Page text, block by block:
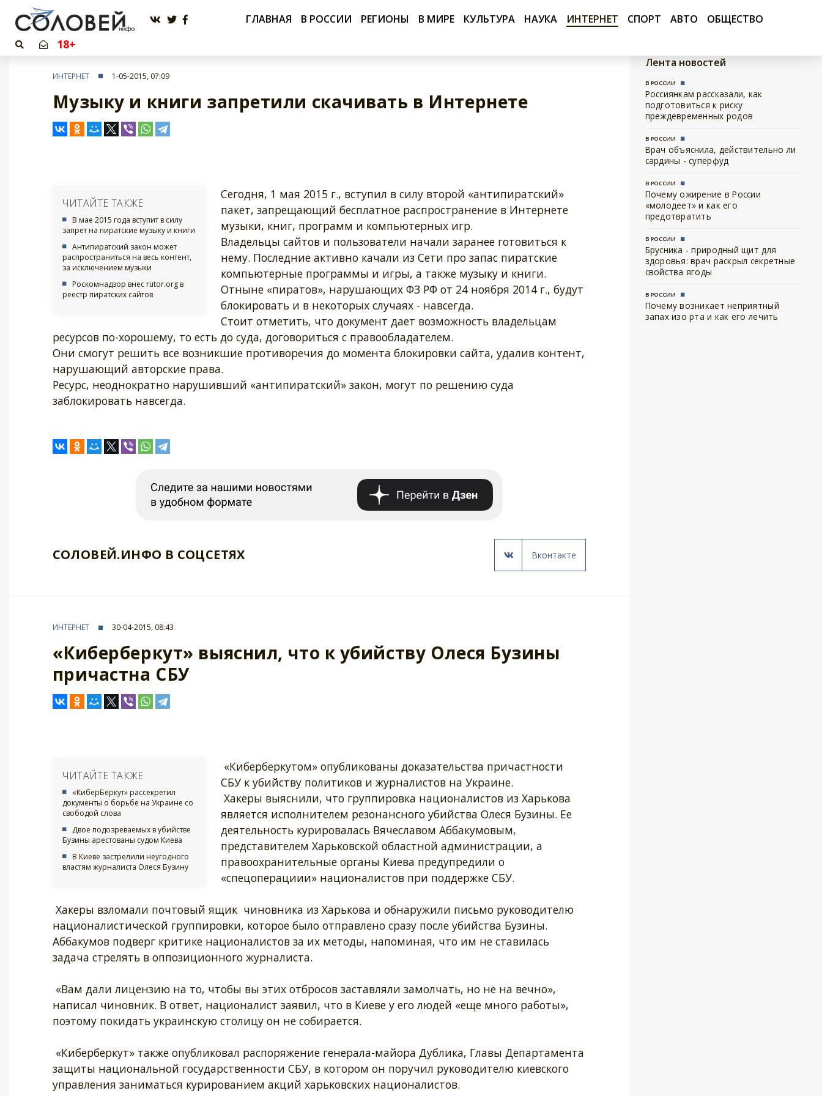
ГЛАВНАЯ В РОССИИ РЕГИОНЫ В МИРЕ КУЛЬТУРА НАУКА ИНТЕРНЕТ СПОРТ АВТО ОБЩЕСТВО
18+
ИНТЕРНЕТ 1-05-2015, 07:09
Музыку и книги запретили скачивать в Интернете
ЧИТАЙТЕ ТАКЖЕ
В мае 2015 года вступит в силу
запрет на пиратские музыку и книги
Антипиратский закон может
распространиться на весь контент,
за исключением музыки
Роскомнадзор внес rutor.org в
реестр пиратских сайтов
Сегодня, 1 мая 2015 г., вступил в силу второй «антипиратский»
пакет, запрещающий бесплатное распространение в Интернете
музыки, книг, программ и компьютерных игр.
Владельцы сайтов и пользователи начали заранее готовиться к
нему. Последние активно качали из Сети про запас пиратские
компьютерные программы и игры, а также музыку и книги.
Отныне «пиратов», нарушающих ФЗ РФ от 24 ноября 2014 г., будут
блокировать и в некоторых случаях - навсегда.
Стоит отметить, что документ дает возможность владельцам
ресурсов по-хорошему, то есть до суда, договориться с правообладателем.
Они смогут решить все возникшие противоречия до момента блокировки сайта, удалив контент,
нарушающий авторские права.
Ресурс, неоднократно нарушивший «антипиратский» закон, могут по решению суда
заблокировать навсегда.
СОЛОВЕЙ.ИНФО В СОЦСЕТЯХ Вконтакте
ИНТЕРНЕТ 30-04-2015, 08:43
«Киберберкут» выяснил, что к убийству Олеся Бузины
причастна СБУ
ЧИТАЙТЕ ТАКЖЕ
«КиберБеркут» рассекретил
документы о борьбе на Украине со
свободой слова
Двое подозреваемых в убийстве
Бузины арестованы судом Киева
В Киеве застрелили неугодного
властям журналиста Олеся Бузину
«Киберберкутом» опубликованы доказательства причастности
СБУ к убийству политиков и журналистов на Украине.
Хакеры выяснили, что группировка националистов из Харькова
является исполнителем резонансного убийства Олеся Бузины. Ее
деятельность курировалась Вячеславом Аббакумовым,
представителем Харьковской областной администрации, а
правоохранительные органы Киева предупредили о
«спецоперациии» националистов при поддержке СБУ.
Хакеры взломали почтовый ящик чиновника из Харькова и обнаружили письмо руководителю
националистической группировки, которое было отправлено сразу после убийства Бузины.
Аббакумов подверг критике националистов за их методы, напоминая, что им не ставилась
задача стрелять в оппозиционного журналиста.
«Вам дали лицензию на то, чтобы вы этих отбросов заставляли замолчать, но не на вечно»,
написал чиновник. В ответ, националист заявил, что в Киеве у его людей «еще много работы»,
поэтому покидать украинскую столицу он не собирается.
«Киберберкут» также опубликовал распоряжение генерала-майора Дублика, Главы Департамента
защиты национальной государственности СБУ, в котором он поручил руководителю киевского
управления заниматься курированием акций харьковских националистов.
Лента новостей
В РОССИИ
Россиянкам рассказали, как
подготовиться к риску
преждевременных родов
В РОССИИ
Врач объяснила, действительно ли
сардины - суперфуд
В РОССИИ
Почему ожирение в России
«молодеет» и как его
предотвратить
В РОССИИ
Брусника - природный щит для
здоровья: врач раскрыл секретные
свойства ягоды
В РОССИИ
Почему возникает неприятный
запах изо рта и как его лечить